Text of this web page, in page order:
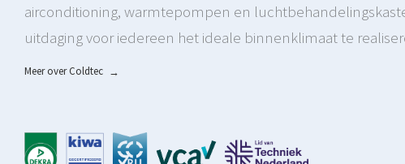
airconditioning, warmtepompen en
uitdaging voor iedereen het ideale binnenklimaat te
Meer over Coldtec →